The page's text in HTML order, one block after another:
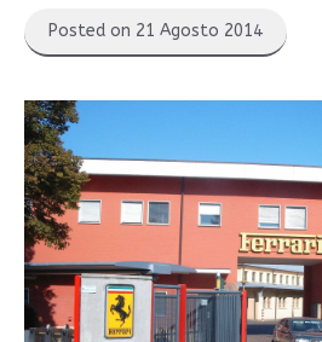
Posted on 21 Agosto 2014